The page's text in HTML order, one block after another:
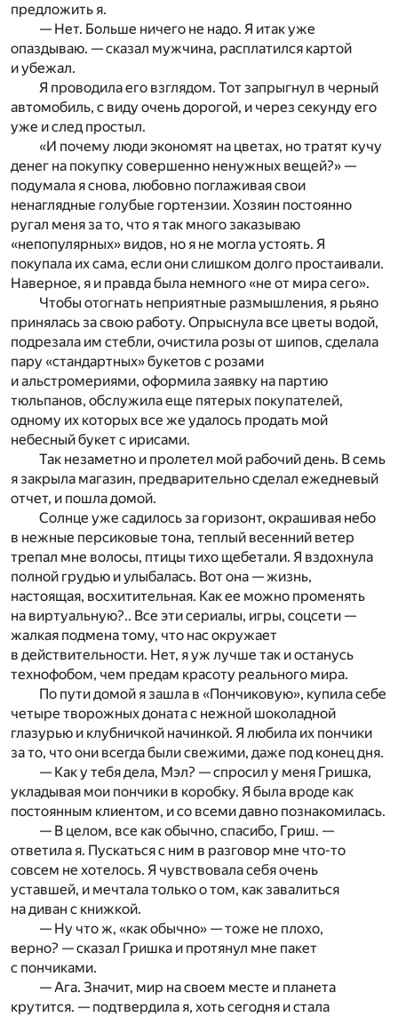
предложить я.
— Нет. Больше ничего не надо. Я итак уже
опаздываю. — сказал мужчина, расплатился картой
и убежал.
Я проводила его взглядом. Тот запрыгнул в черный
автомобиль, с виду очень дорогой, и через секунду его
уже и след простыл.
«И почему люди экономят на цветах, но тратят кучу
денег на покупку совершенно ненужных вещей?» —
подумала я снова, любовно поглаживая свои
ненаглядные голубые гортензии. Хозяин постоянно
ругал меня за то, что я так много заказываю
«непопулярных» видов, но я не могла устоять. Я
покупала их сама, если они слишком долго простаивали.
Наверное, я и правда была немного «не от мира сего».
Чтобы отогнать неприятные размышления, я рьяно
принялась за свою работу. Опрыснула все цветы водой,
подрезала им стебли, очистила розы от шипов, сделала
пару «стандартных» букетов с розами
и альстромериями, оформила заявку на партию
тюльпанов, обслужила еще пятерых покупателей,
одному их которых все же удалось продать мой
небесный букет с ирисами.
Так незаметно и пролетел мой рабочий день. В семь
я закрыла магазин, предварительно сделал ежедневый
отчет, и пошла домой.
Солнце уже садилось за горизонт, окрашивая небо
в нежные персиковые тона, теплый весенний ветер
трепал мне волосы, птицы тихо щебетали. Я вздохнула
полной грудью и улыбалась. Вот она — жизнь,
настоящая, восхитительная. Как ее можно променять
на виртуальную?.. Все эти сериалы, игры, соцсети —
жалкая подмена тому, что нас окружает
в действительности. Нет, я уж лучше так и останусь
технофобом, чем предам красоту реального мира.
По пути домой я зашла в «Пончиковую», купила себе
четыре творожных доната с нежной шоколадной
глазурью и клубничкой начинкой. Я любила их пончики
за то, что они всегда были свежими, даже под конец дня.
— Как у тебя дела, Мэл? — спросил у меня Гришка,
укладывая мои пончики в коробку. Я была вроде как
постоянным клиентом, и со всеми давно познакомилась.
— В целом, все как обычно, спасибо, Гриш. —
ответила я. Пускаться с ним в разговор мне что-то
совсем не хотелось. Я чувствовала себя очень
уставшей, и мечтала только о том, как завалиться
на диван с книжкой.
— Ну что ж, «как обычно» — тоже не плохо,
верно? — сказал Гришка и протянул мне пакет
с пончиками.
— Ага. Значит, мир на своем месте и планета
крутится. — подтвердила я, хоть сегодня и стала